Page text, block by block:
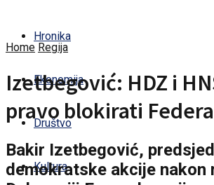
Hronika
Ekonomija
Društvo
Kultura
Home Regija
Izetbegović: HDZ i
pravo blokirati
Bakir Izetbegović,
demokratske akcije nakon